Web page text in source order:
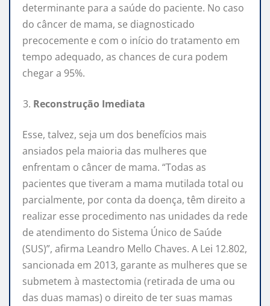
determinante para a saúde do paciente. No caso
do câncer de mama, se diagnosticado
precocemente e com o início do tratamento em
tempo adequado, as chances de cura podem
chegar a 95%.
Reconstrução Imediata
Esse, talvez, seja um dos benefícios mais
ansiados pela maioria das mulheres que
enfrentam o câncer de mama. “Todas as
pacientes que tiveram a mama mutilada total ou
parcialmente, por conta da doença, têm direito a
realizar esse procedimento nas unidades da rede
de atendimento do Sistema Único de Saúde
(SUS)”, afirma Leandro Mello Chaves. A Lei 12.802,
sancionada em 2013, garante as mulheres que se
submetem à mastectomia (retirada de uma ou
das duas mamas) o direito de ter suas mamas